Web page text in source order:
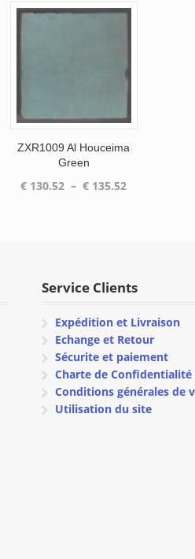
ZXR1009 Al Houceima
Green
€ 130.52 – € 135.52
Service Clients
Expédition et Livraison
Echange et Retour
Sécurite et paiement
Charte de Confidentialité
Conditions générales de
Utilisation du site